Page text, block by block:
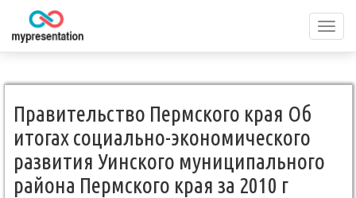
меню
Правительство Пермского края Об
итогах социально-экономического
развития Уинского муниципального
района Пермского края за 2010 г